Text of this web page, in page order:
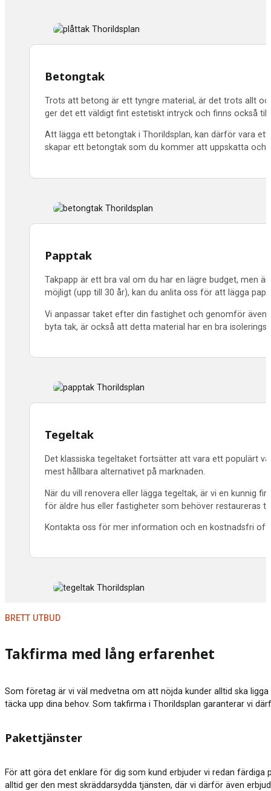
Betongtak
Trots att betong är ett tyngre material, är det trots allt
ger det ett väldigt fint estetiskt intryck och finns också
Att lägga ett betongtak i Thorildsplan, kan därför vara
skapar ett betongtak som du kommer att uppskatta och
Papptak
Takpapp är ett bra val om du har en lägre budget, men
möjligt (upp till 30 år), kan du anlita oss för att lägga
Vi anpassar taket efter din fastighet och genomför
byta tak, är också att detta material har en bra
Tegeltak
Det klassiska tegeltaket fortsätter att vara ett populärt
mest hållbara alternativet på marknaden.
När du vill renovera eller lägga tegeltak, är vi en kunnig
för äldre hus eller fastigheter som behöver restaureras
Kontakta oss för mer information och en kostnadsfri
Takfirma med lång erfarenhet
Som företag är vi väl medvetna om att nöjda kunder alltid ska
täcka upp dina behov. Som takfirma i Thorildsplan garanterar vi
Pakettjänster
För att göra det enklare för dig som kund erbjuder vi redan
alltid ger den mest skräddarsydda tjänsten, där vi därför även
BRETT UTBUD